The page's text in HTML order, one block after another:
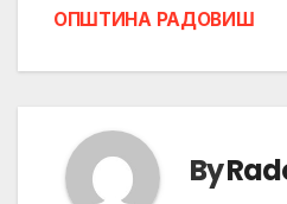
ОПШТИНА РАДОВИШ
By